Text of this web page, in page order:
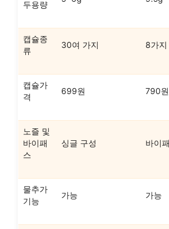
두용량
캡슐종
류
30여 가지 8가지
캡슐가
격
699원 790원
노즐 및
바이패
스
싱글 구성 바이
물추가
기능
가능 가능